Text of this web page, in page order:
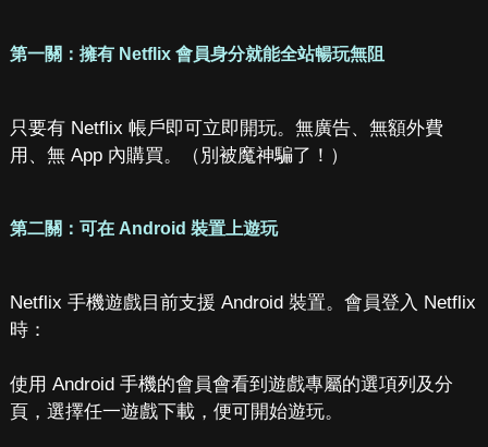
第一關：擁有 Netflix 會員身分就能全站暢玩無阻
只要有 Netflix 帳戶即可立即開玩。無廣告、無額外費
用、無 App 內購買。（別被魔神騙了！）
第二關：可在 Android 裝置上遊玩
Netflix 手機遊戲目前支援 Android 裝置。會員登入 Netflix
時：
使用 Android 手機的會員會看到遊戲專屬的選項列及分
頁，選擇任一遊戲下載，便可開始遊玩。